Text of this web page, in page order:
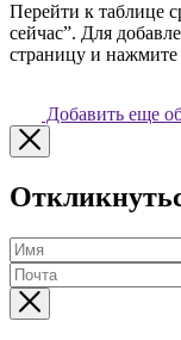
Перейти к таблице
сейчас”. Для
страницу и
Добавить еще